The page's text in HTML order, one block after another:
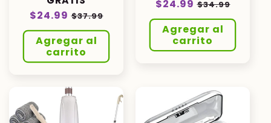
Precio
habitual
$24.99 Precio
de
oferta
$37.99
Agregar al
carrito
Precio
habitual
$24.99 Precio
de
oferta
$34.99
Agregar al
carrito